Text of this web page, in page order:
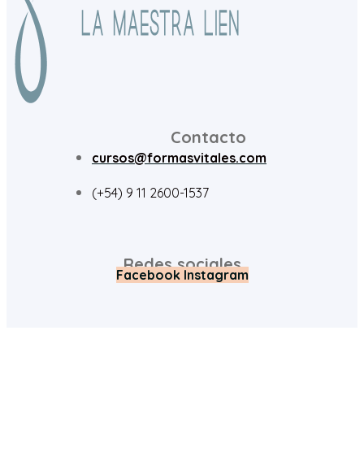
Contacto
cursos@formasvitales.com
(+54) 9 11 2600-1537
Redes sociales
Facebook Instagram